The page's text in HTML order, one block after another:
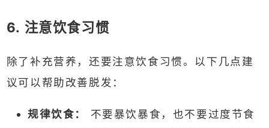
6. 注意饮食习惯
除了补充营养，还要注意饮食习惯。以下几点建
议可以帮助改善脱发：
规律饮食：
不要暴饮暴食，也不要过度节食